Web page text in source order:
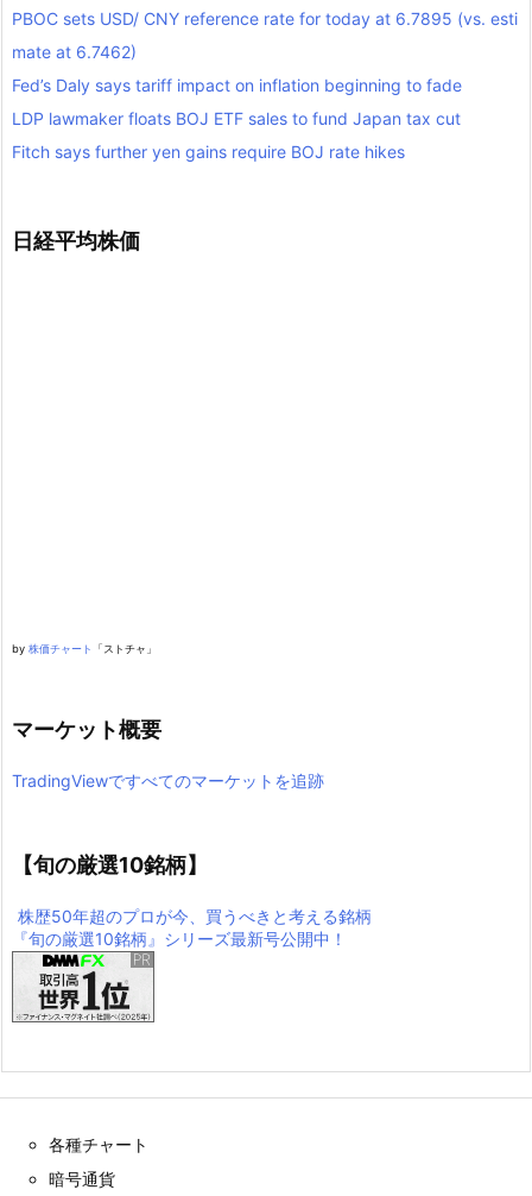
PBOC sets USD/ CNY reference rate for today at 6.7895 (vs. esti
mate at 6.7462)
Fed’s Daly says tariff impact on inflation beginning to fade
LDP lawmaker floats BOJ ETF sales to fund Japan tax cut
Fitch says further yen gains require BOJ rate hikes
日経平均株価
by 株価チャート 「ストチャ」
マーケット概要
TradingViewですべてのマーケットを追跡
【旬の厳選10銘柄】
株歴50年超のプロが今、買うべきと考える銘柄
『旬の厳選10銘柄』シリーズ最新号公開中！
各種チャート
暗号通貨